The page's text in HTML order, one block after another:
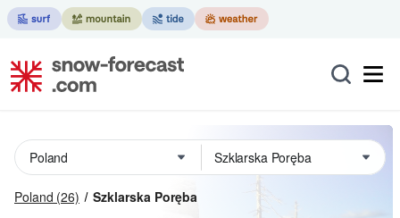
Poland (26) Szklarska Poręba